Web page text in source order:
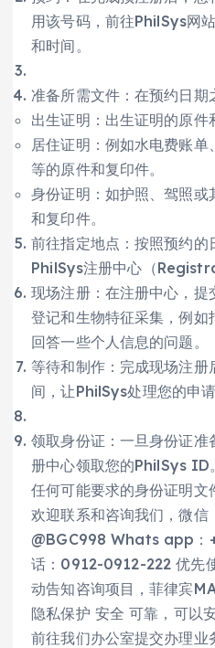
用该号码，前往PhilSys网
和时间。
准备所需文件：在预约日期
出生证明：出生证明的原件
居住证明：例如水电费账
等的原件和复印件。
身份证明：如护照、驾照
和复印件。
前往指定地点：按照预约的
PhilSys注册中心（
现场注册：在注册中心，提
登记和生物特征采集，例
回答一些个人信息的问题。
等待和制作：完成现场注
间，让PhilSys处理您的申
领取身份证：一旦身份证准
册中心领取您的PhilSys ID
任何可能要求的身份证明文
欢迎联系和咨询我们，微
@BGC998 Whats app：
话：0912-0912-222 优先
动告知咨询项目，菲律宾
隐私保护 安全 可靠，可以
前往我们办公室提交办理业